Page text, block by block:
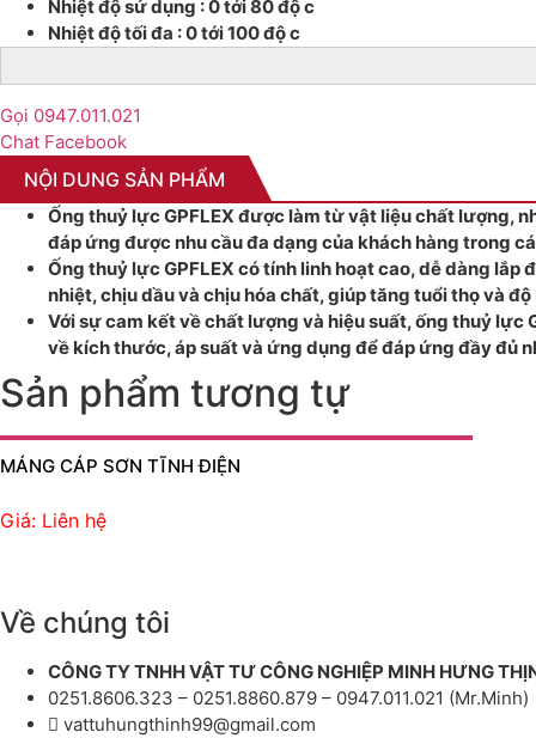
Nhiệt độ sử dụng : 0 tới 80 độ c
Nhiệt độ tối đa : 0 tới 100 độ c
Gọi 0947.011.021
Chat Facebook
NỘI DUNG SẢN PHẨM
Ống thuỷ lực GPFLEX được làm từ vật liệu chất lượng,
đáp ứng được nhu cầu đa dạng của khách hàng trong
Ống thuỷ lực GPFLEX có tính linh hoạt cao, dễ dàng
nhiệt, chịu dầu và chịu hóa chất, giúp tăng tuổi thọ và độ
Với sự cam kết về chất lượng và hiệu suất, ống thuỷ lực
về kích thước, áp suất và ứng dụng để đáp ứng đầy đủ
Sản phẩm tương tự
MÁNG CÁP SƠN TĨNH ĐIỆN
Giá: Liên hệ
Về chúng tôi
CÔNG TY TNHH VẬT TƯ CÔNG NGHIỆP MINH HƯNG
0251.8606.323 – 0251.8860.879 – 0947.011.021 (Mr.Minh)
vattuhungthinh99@gmail.com